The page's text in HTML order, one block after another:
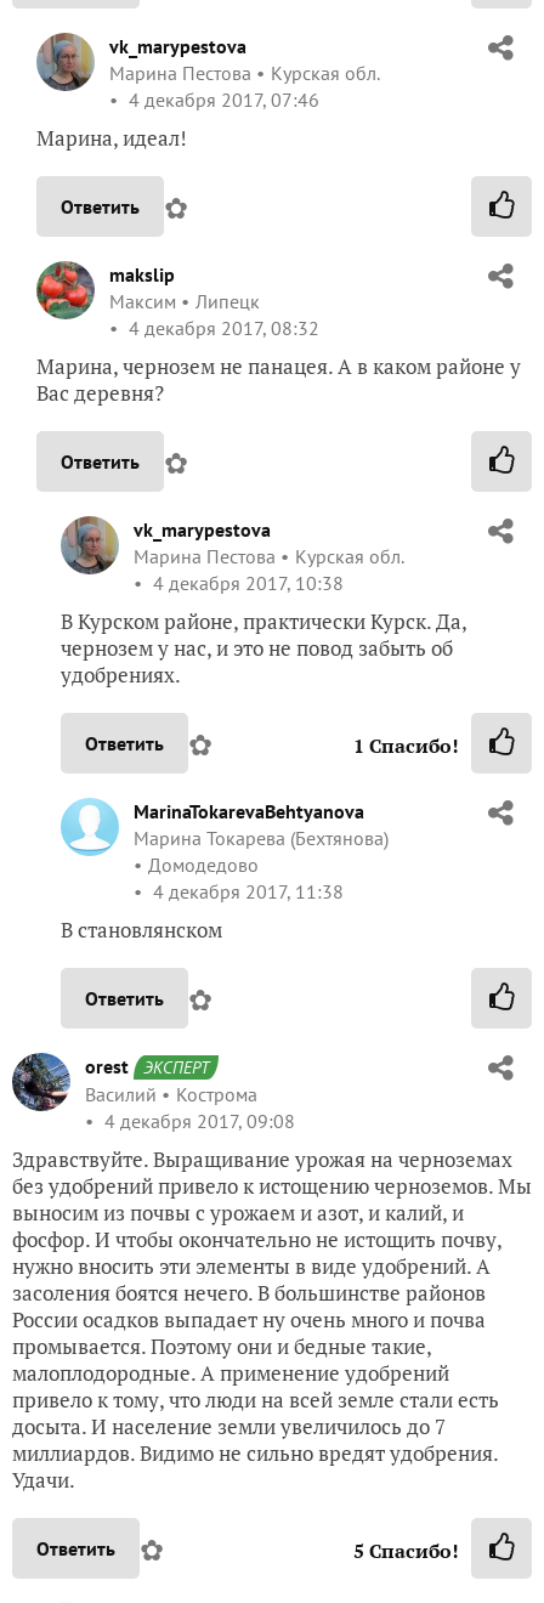
vk_marypestova
Марина Пестова
Курская обл.
4 декабря 2017, 07:46
Марина, идеал!
Ответить ✿
makslip
Максим
Липецк
4 декабря 2017, 08:32
Марина, чернозем не панацея. А в каком районе у
Вас деревня?
Ответить ✿
vk_marypestova
Марина Пестова
Курская обл.
4 декабря 2017, 10:38
В Курском районе, практически Курск. Да,
чернозем у нас, и это не повод забыть об
удобрениях.
Ответить ✿ 1 Спасибо!
MarinaTokarevaBehtyanova
Марина Токарева (Бехтянова)
Домодедово
4 декабря 2017, 11:38
В становлянском
Ответить ✿
orest ЭКСПЕРТ
Василий
Кострома
4 декабря 2017, 09:08
Здравствуйте. Выращивание урожая на черноземах
без удобрений привело к истощению черноземов. Мы
выносим из почвы с урожаем и азот, и калий, и
фосфор. И чтобы окончательно не истощить почву,
нужно вносить эти элементы в виде удобрений. А
засоления боятся нечего. В большинстве районов
России осадков выпадает ну очень много и почва
промывается. Поэтому они и бедные такие,
малоплодородные. А применение удобрений
привело к тому, что люди на всей земле стали есть
досыта. И население земли увеличилось до 7
миллиардов. Видимо не сильно вредят удобрения.
Удачи.
Ответить ✿ 5 Спасибо!